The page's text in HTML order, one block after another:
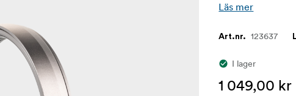
Läs mer
Art.nr. 123637
I lager
1 049,00 kr